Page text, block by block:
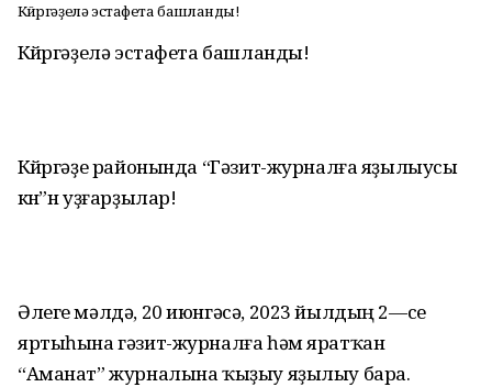
Көйөргәҙелә эстафета башланды!
Көйөргәҙелә эстафета башланды!
Көйөргәҙе районында “Гәзит-журналға яҙылыусы
көнө”н уҙғарҙылар!
Әлеге мәлдә, 20 июнгәсә, 2023 йылдың 2—се
яртыһына гәзит-журналға һәм яратҡан
“Аманат” журналына ҡыҙыу яҙылыу бара.